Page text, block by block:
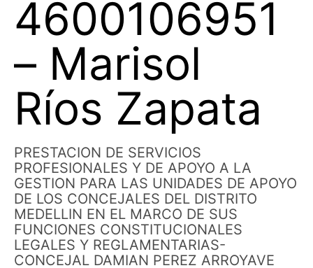
4600106951
– Marisol
Ríos Zapata
PRESTACION DE SERVICIOS
PROFESIONALES Y DE APOYO A LA
GESTION PARA LAS UNIDADES DE APOYO
DE LOS CONCEJALES DEL DISTRITO
MEDELLIN EN EL MARCO DE SUS
FUNCIONES CONSTITUCIONALES
LEGALES Y REGLAMENTARIAS-
CONCEJAL DAMIAN PEREZ ARROYAVE